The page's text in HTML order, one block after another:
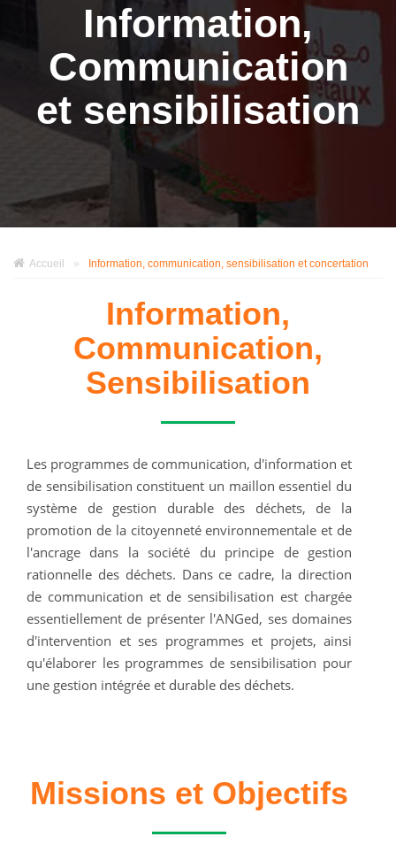
Information,
Communication
et sensibilisation
Accueil » Information, communication, sensibilisation et concertation
Information,
Communication,
Sensibilisation
Les programmes de communication, d'information et
de sensibilisation constituent un maillon essentiel du
système de gestion durable des déchets, de la
promotion de la citoyenneté environnementale et de
l'ancrage dans la société du principe de gestion
rationnelle des déchets. Dans ce cadre, la direction
de communication et de sensibilisation est chargée
essentiellement de présenter l'ANGed, ses domaines
d'intervention et ses programmes et projets, ainsi
qu'élaborer les programmes de sensibilisation pour
une gestion intégrée et durable des déchets.
Missions et Objectifs